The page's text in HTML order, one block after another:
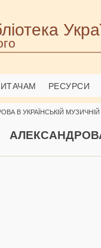
РЕСУРСИ
В УКРАЇНСЬКІЙ МУЗИЧНІЙ